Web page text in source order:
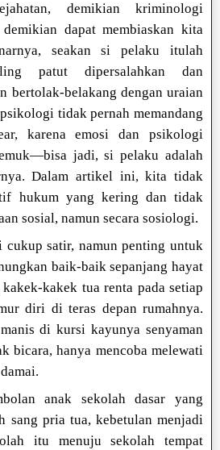
demikian kriminologi
dapat membiaskan kita
seakan si pelaku itulah
patut dipersalahkan dan
bertolak-belakang dengan uraian
tidak pernah memandang
karena emosi dan psikologi
jadi, si pelaku adalah
Dalam artikel ini, kita tidak
hukum yang kering dan tidak
sosial, namun secara sosiologi.
satir, namun penting untuk
baik-baik sepanjang hayat
kakek tua renta pada setiap
diri di teras depan rumahnya.
di kursi kayunya senyaman
bicara, hanya mencoba melewati
anak sekolah dasar yang
sang pria tua, kebetulan menjadi
itu menuju sekolah tempat